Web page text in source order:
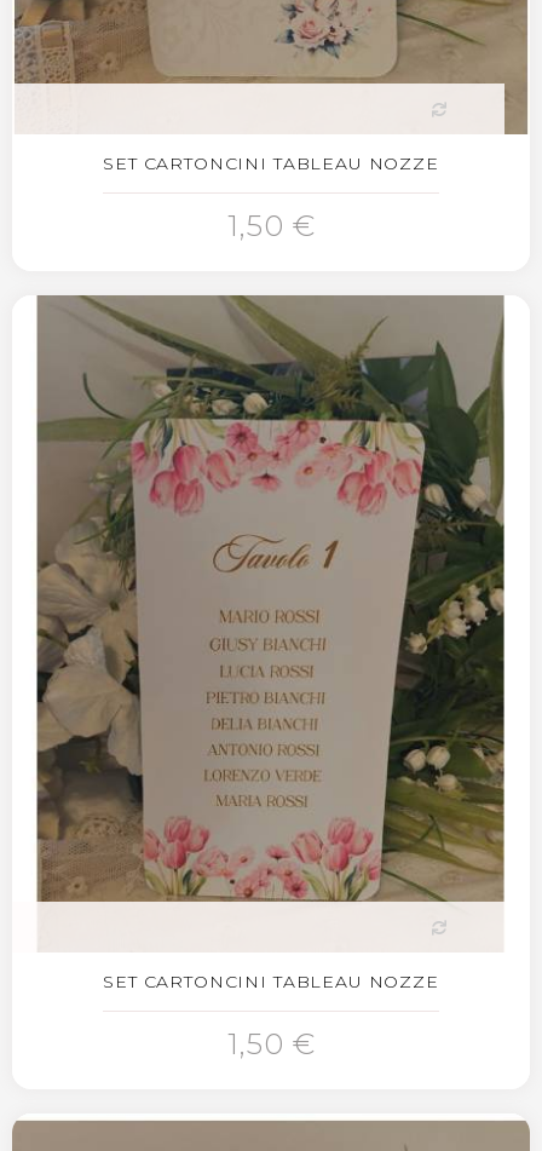
SET CARTONCINI TABLEAU NOZZE
1,50 €
SET CARTONCINI TABLEAU NOZZE
1,50 €